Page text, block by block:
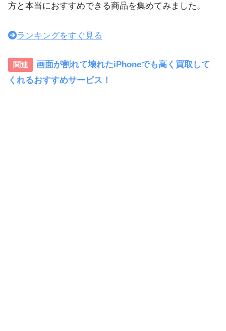
方と本当におすすめできる商品を集めてみました。
ランキングをすぐ見る
画面が割れて壊れたiPhoneでも高く買取して
くれるおすすめサービス！